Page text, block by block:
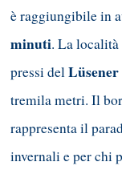
è raggiungibile in
minuti. La località
pressi del
tremila metri. Il
rappresenta il
invernali e per chi